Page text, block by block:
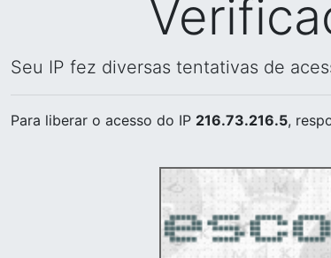
Seu IP fez diversas tentativas de
Para liberar o acesso do IP 216.73.216.5,